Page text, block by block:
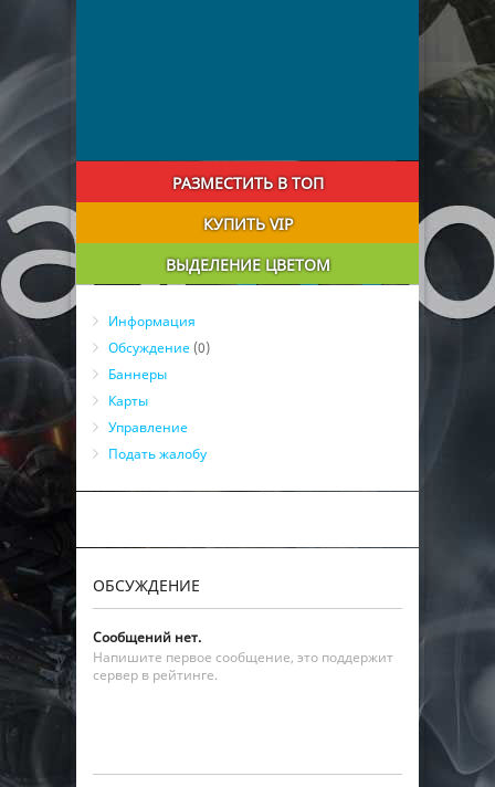
РАЗМЕСТИТЬ В ТОП
КУПИТЬ VIP
ВЫДЕЛЕНИЕ ЦВЕТОМ
Информация
Обсуждение (0)
Баннеры
Карты
Управление
Подать жалобу
ОБСУЖДЕНИЕ
Сообщений нет.
Напишите первое сообщение, это поддержит
сервер в рейтинге.